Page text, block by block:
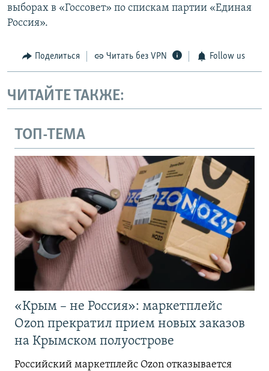
выборах в «Госсовет» по спискам партии «Единая
Россия».
Поделиться Читать без VPN Follow us
ЧИТАЙТЕ ТАКЖЕ:
ТОП-ТЕМА
«Крым – не Россия»: маркетплейс
Ozon прекратил прием новых заказов
на Крымском полуострове
Российский маркетплейс Ozon отказывается